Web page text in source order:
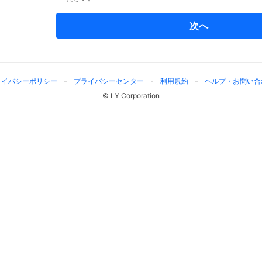
次へ
バシーポリシー プライバシーセンター 利用規約
ヘルプ・お問い
© LY Corporation